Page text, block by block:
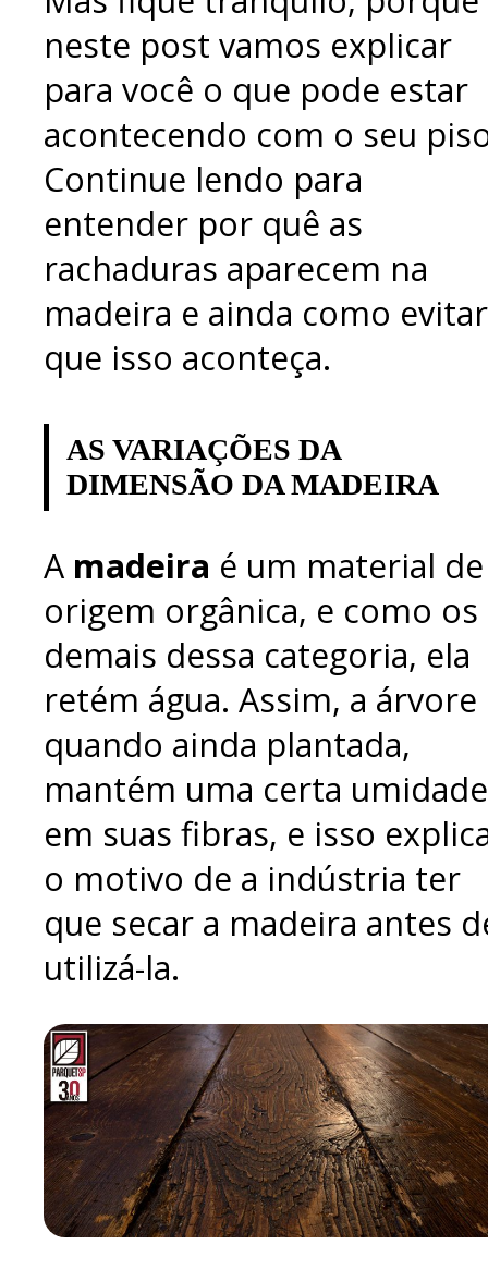
neste post vamos explicar
para você o que pode estar
acontecendo com o seu
Continue lendo para
entender por quê as
rachaduras aparecem na
madeira e ainda como evitar
que isso aconteça.
AS VARIAÇÕES DA
DIMENSÃO DA MADEIRA
A madeira é um material de
origem orgânica, e como os
demais dessa categoria, ela
retém água. Assim, a árvore
quando ainda plantada,
mantém uma certa umidade
em suas fibras, e isso
o motivo de a indústria ter
que secar a madeira antes
utilizá-la.